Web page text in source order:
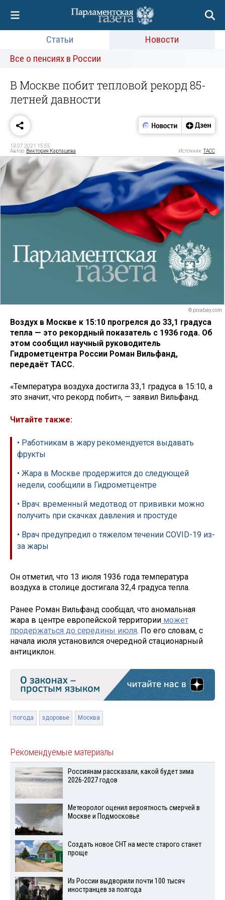
Статьи
Новости
Все о пенсиях в России
В Москве побит тепловой рекорд 85-
летней давности
13.07.2021 15:55
Автор: Виктория Карташева Источник:ТАСС
© pixabay.com
Воздух в Москве к 15:10 прогрелся до 33,1 градуса
тепла — это рекордный показатель с 1936 года. Об
этом сообщил научный руководитель
Гидрометцентра России Роман Вильфанд,
передаёт ТАСС.
«Температура воздуха достигла 33,1 градуса в 15:10, а
это значит, что рекорд побит», — заявил Вильфанд.
Читайте также:
• Работникам в жару рекомендуется выдавать
фрукты
• Жара в Москве продержится до следующей
недели, сообщили в Гидрометцентре
• Врач: временный медотвод от прививки можно
получить при скачках давления и простуде
• Врач предупредил о тяжелом течении COVID-19 из-
за жары
Он отметил, что 13 июля 1936 года температура
воздуха в столице достигала 32,4 градуса тепла.
Ранее Роман Вильфанд сообщал, что аномальная
жара в центре европейской территории может
продержаться до середины июля. По его словам, с
начала июля установился очередной стационарный
антициклон.
погода здоровье Москва
Рекомендуемые материалы
Россиянам рассказали, какой будет зима
2026-2027 годов
Метеоролог оценил вероятность смерчей в
Москве и Подмосковье
Создать новое СНТ на месте старого станет
проще
Из России выдворили почти 100 тысяч
иностранцев за полгода